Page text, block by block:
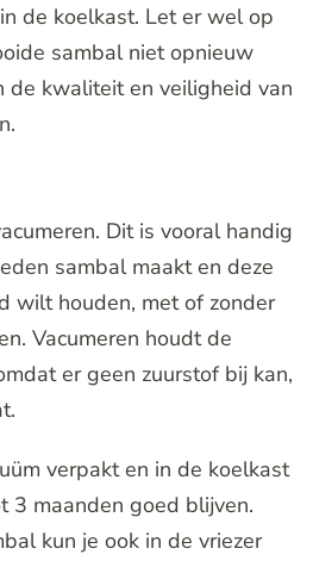
de koelkast. Let er wel op
sambal niet opnieuw
de kwaliteit en veiligheid van
Dit is vooral handig
sambal maakt en deze
wilt houden, met of zonder
Vacumeren houdt de
er geen zuurstof bij kan,
verpakt en in de koelkast
3 maanden goed blijven.
kun je ook in de vriezer